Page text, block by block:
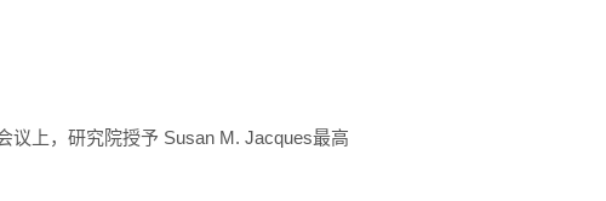
议上，研究院授予 Susan M. Jacques最高